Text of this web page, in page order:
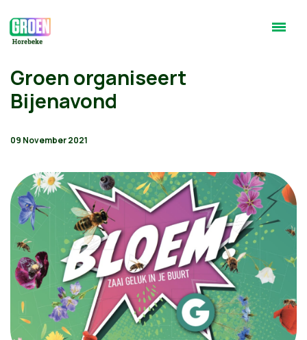
Groen organiseert
Bijenavond
09 November 2021